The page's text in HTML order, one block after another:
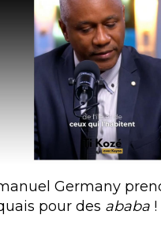
Germany
pour des ababa !